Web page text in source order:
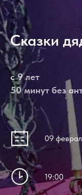
Сказки
с 9 лет
50 минут без
09
19:00